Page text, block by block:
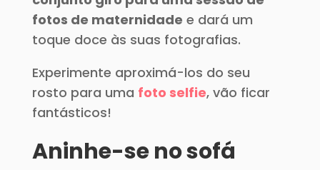
fotos de maternidade e dará um
toque doce às suas fotografias.
Experimente aproximá-los do seu
rosto para uma foto selfie, vão ficar
fantásticos!
Aninhe-se no sofá